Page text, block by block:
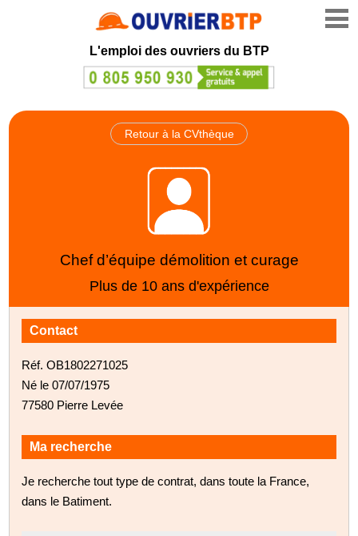
L'emploi des ouvriers du BTP
Retour à la CVthèque
Chef d’équipe démolition et curage
Plus de 10 ans d'expérience
Contact
Réf. OB1802271025
Né le 07/07/1975
77580 Pierre Levée
Ma recherche
Je recherche tout type de contrat, dans toute la France,
dans le Batiment.